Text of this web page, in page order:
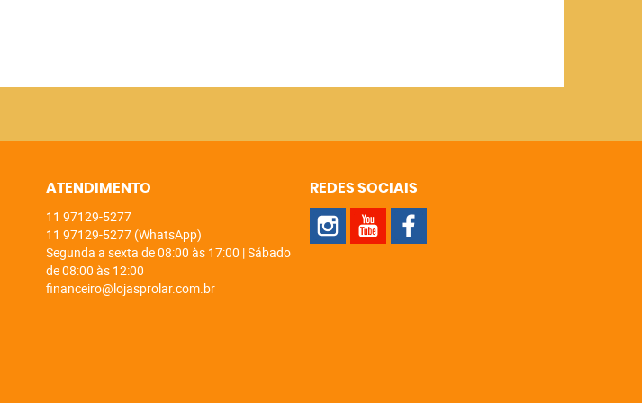
ATENDIMENTO
11 97129-5277
11 97129-5277 (WhatsApp)
Segunda a sexta de 08:00 às 17:00 | Sábado
de 08:00 às 12:00
financeiro@lojasprolar.com.br
REDES SOCIAIS